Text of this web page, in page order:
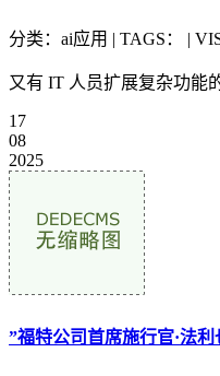
分类：ai应用 | TAGS： |
又有 IT 人员扩展复杂功能
17
08
2025
”福特公司首席施行官·法利